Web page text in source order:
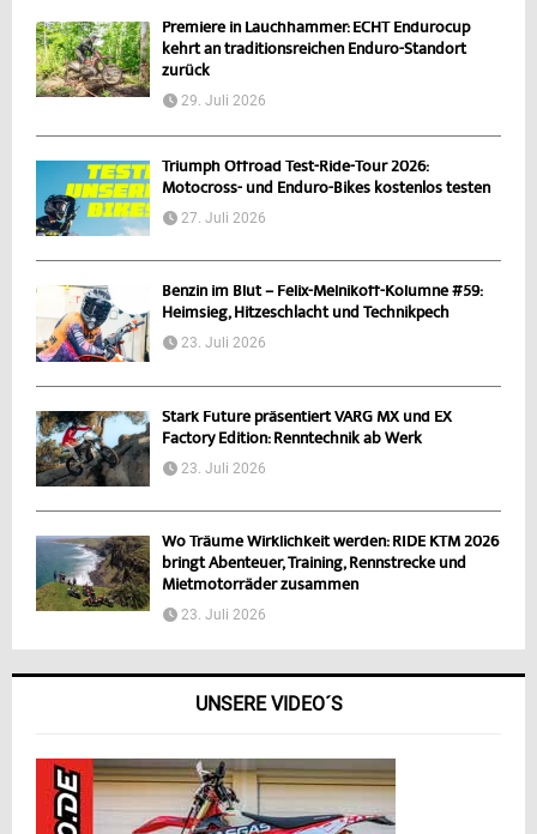
Premiere in Lauchhammer: ECHT Endurocup
kehrt an traditionsreichen Enduro-Standort
zurück
29. Juli 2026
Triumph Offroad Test-Ride-Tour 2026:
Motocross- und Enduro-Bikes kostenlos testen
27. Juli 2026
Benzin im Blut – Felix-Melnikoff-Kolumne #59:
Heimsieg, Hitzeschlacht und Technikpech
23. Juli 2026
Stark Future präsentiert VARG MX und EX
Factory Edition: Renntechnik ab Werk
23. Juli 2026
Wo Träume Wirklichkeit werden: RIDE KTM 2026
bringt Abenteuer, Training, Rennstrecke und
Mietmotorräder zusammen
23. Juli 2026
UNSERE VIDEO´S